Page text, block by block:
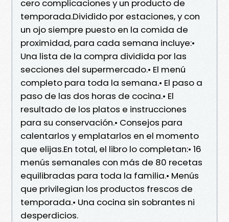
cero complicaciones y un producto de
temporada.Dividido por estaciones, y con
un ojo siempre puesto en la comida de
proximidad, para cada semana incluye:•
Una lista de la compra dividida por las
secciones del supermercado.• El menú
completo para toda la semana.• El paso a
paso de las dos horas de cocina.• El
resultado de los platos e instrucciones
para su conservación.• Consejos para
calentarlos y emplatarlos en el momento
que elijas.En total, el libro lo completan:• 16
menús semanales con más de 80 recetas
equilibradas para toda la familia.• Menús
que privilegian los productos frescos de
temporada.• Una cocina sin sobrantes ni
desperdicios.